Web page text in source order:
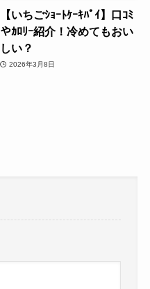
【いちごｼｮｰﾄｹｰｷﾊﾟｲ】口ｺﾐ
やｶﾛﾘｰ紹介！冷めてもおい
しい？
2026年3月8日